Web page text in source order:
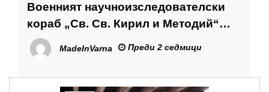
Военният научноизследователски
кораб „Св. Св. Кирил и Методий“
отпразнува 5 години в състава на
ВВМУ
MadeInVarna Преди 2 седмици